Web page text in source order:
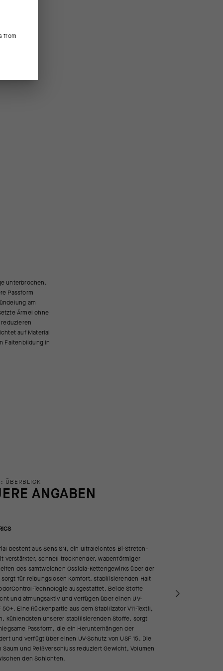
ÜBERBLICK
ANGABEN
besteht aus Sens SN, ein ultraleichtes Bi-Stretch-
verstärkter, schnell trocknender, wabenförmiger
des samtweichen Ossidia-Kettengewirks über der
für reibungslosen Komfort, stabilisierenden Halt
Technologie ausgestattet. Beide Stoffe
und atmungsaktiv und verfügen über einen UV-
Eine Rückenpartie aus dem Stabilizator V11-Textil,
kühlendsten unserer stabilisierenden Stoffe, sorgt
Passform, die ein Herunterhängen der
und verfügt über einen UV-Schutz von USF 15. Die
Saum und Reißverschluss reduziert Gewicht, Volumen
den Schichten.
from